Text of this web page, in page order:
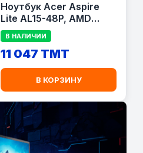
Ноутбук Acer Aspire
Lite AL15-48P, AMD
Ryzen 7 5825U, 8GB
RAM, 512GB SSD, 15.6"
FHD, Silver
(LAPACNX.DTBER.001)
В НАЛИЧИИ
11 047 TMT
В КОРЗИНУ